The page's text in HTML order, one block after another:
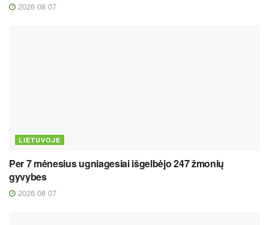
2026 08 07
LIETUVOJE
Per 7 mėnesius ugniagesiai išgelbėjo 247 žmonių
gyvybes
2026 08 07